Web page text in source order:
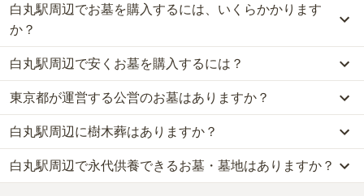
白丸駅周辺でお墓を購入するには、いくらかかります
か？
白丸駅周辺での購入費用の目安は、一般墓が約208万円、樹木葬が
約98万円、永代供養墓が約103万円です。
一般墓を建てる場合は、「永代使用料（土地代）」と「墓石代」の
2つが主な費用となります。
白丸駅周辺の一般墓の永代使用料の平均は
東京
材によって変わります。
白丸駅周辺で安くお墓を購入するには？
白丸駅周辺で一番安価なお墓は、奥多摩霊園の一般墓 68万円か
らお求めいただけます。
一般的に最も費用を抑えられるのは、他の方のご遺骨と一緒に埋葬
する「合祀墓（ごうしぼ）」と呼ばれるタイプです。個別のお墓に
比べて省スペースで管理の手間がかからないため、費用が安く設定
東京都が運営する公営のお墓はありますか？
白丸駅周辺には、公営の霊園の掲載がありません。
一方で、東京都内には、県または市区町村が運営する公営の霊園が
16 件あります。
白丸駅周辺に樹木葬はありますか？
白丸駅周辺には、1件の樹木葬があります。
詳しくは、白丸駅周辺の樹木葬の一覧をご覧ください。
白丸駅周辺で永代供養できるお墓・墓地はありますか？